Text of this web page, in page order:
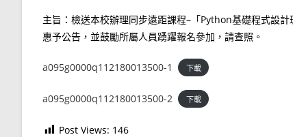
主旨：檢送本校辦理同步遠距課程–「Python基礎程式設
惠予公告，並鼓勵所屬人員踴躍報名參加，請查照。
a095g0000q112180013500-1 下載
a095g0000q112180013500-2 下載
Post Views: 146